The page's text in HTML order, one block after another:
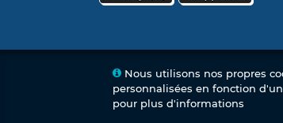
Nous utilisons nos propres
personnalisées en fonction
pour plus d'informations